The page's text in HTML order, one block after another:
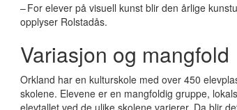
– For elever på visuell kunst blir den årlige
opplyser Rolstadås.
Variasjon og mangfold
Orkland har en kulturskole med over 450
skolene. Elevene er en mangfoldig gruppe,
elevtallet ved de ulike skolene varierer. Da blir